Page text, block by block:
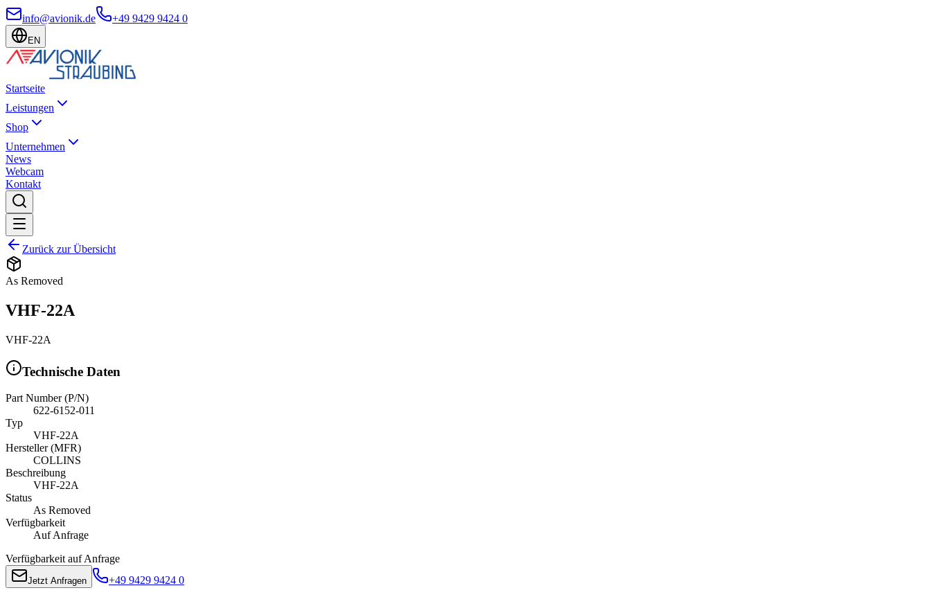
info@avionik.de +49 9429 9424 0
EN
Startseite
Leistungen
Shop
Unternehmen
News
Webcam
Kontakt
Zurück zur Übersicht
As Removed
VHF-22A
VHF-22A
Technische Daten
Part Number (P/N)
622-6152-011
Typ
VHF-22A
Hersteller (MFR)
COLLINS
Beschreibung
VHF-22A
Status
As Removed
Verfügbarkeit
Auf Anfrage
Verfügbarkeit auf Anfrage
Jetzt Anfragen +49 9429 9424 0